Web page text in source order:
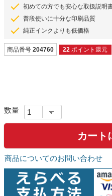
初めての方でも安心な取扱説明
普段使いに十分な印刷品質
純正インクよりも低価格
商品番号 204760 22 ポイント還元
カート
商品についてのお問い合わせ